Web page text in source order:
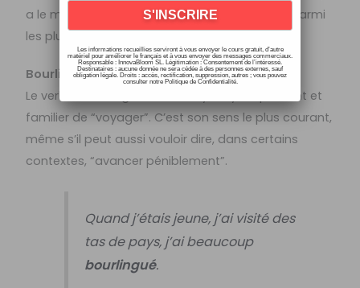
a le même sens et mériterait aussi de figurer parmi
les plus beaux mots français!
Bourlinguer
Le verbe “bourlinguer” est un synonyme plaisant et
familier de “voyager”. C’est son sens le plus courant,
même s’il peut aussi vouloir dire, dans certains
contextes, “avancer péniblement”.
Quand j’étais jeune, j’ai visité des
tas de pays, j’ai beaucoup
bourlingué.
Les informations recueillies serviront à vous envoyer le cours gratuit, d’autre
matériel pour améliorer le français et à vous envoyer des messages commerciaux.
Responsable : InnovaBloom SL. Légitimation : Consentement de l’intéressé.
Destinataires : aucune donnée ne sera cédée à des personnes externes, sauf
obligation légale. Droits : accès, rectification, suppression, autres ; vous pouvez
consulter notre Politique de Confidentialité.